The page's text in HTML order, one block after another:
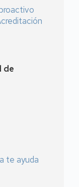
de
te ayuda